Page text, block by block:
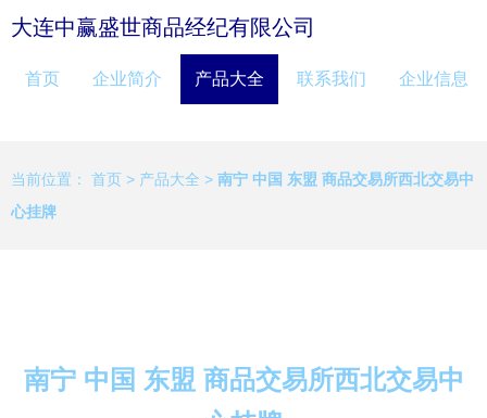
大连中赢盛世商品经纪有限公司
首页 企业简介 产品大全 联系我们 企业信息
当前位置： 首页 > 产品大全 > 南宁 中国 东盟 商品交易所西北交易中
心挂牌
南宁 中国 东盟 商品交易所西北交易中